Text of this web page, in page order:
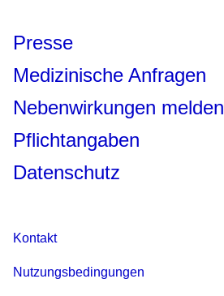
Presse
Medizinische Anfragen
Nebenwirkungen melden
Pflichtangaben
Datenschutz
Kontakt
Nutzungsbedingungen